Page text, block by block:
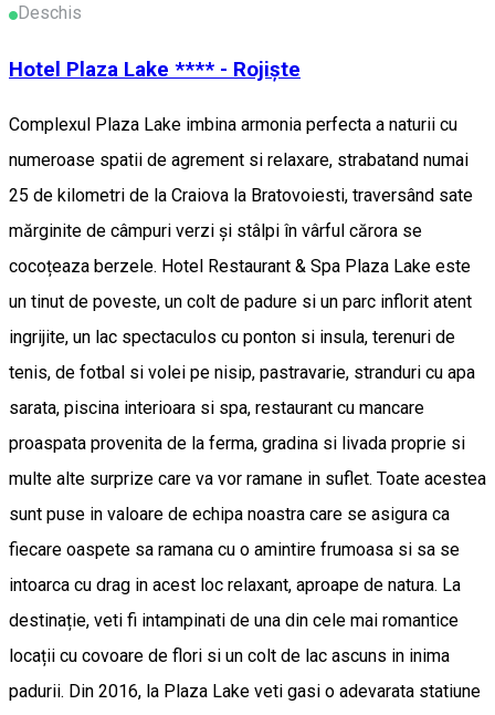
Deschis
Hotel Plaza Lake **** - Rojiște
Complexul Plaza Lake imbina armonia perfecta a naturii cu
numeroase spatii de agrement si relaxare, strabatand numai
25 de kilometri de la Craiova la Bratovoiesti, traversând sate
mărginite de câmpuri verzi și stâlpi în vârful cărora se
cocoțeaza berzele. Hotel Restaurant & Spa Plaza Lake este
un tinut de poveste, un colt de padure si un parc inflorit atent
ingrijite, un lac spectaculos cu ponton si insula, terenuri de
tenis, de fotbal si volei pe nisip, pastravarie, stranduri cu apa
sarata, piscina interioara si spa, restaurant cu mancare
proaspata provenita de la ferma, gradina si livada proprie si
multe alte surprize care va vor ramane in suflet. Toate acestea
sunt puse in valoare de echipa noastra care se asigura ca
fiecare oaspete sa ramana cu o amintire frumoasa si sa se
intoarca cu drag in acest loc relaxant, aproape de natura. La
destinație, veti fi intampinati de una din cele mai romantice
locații cu covoare de flori si un colt de lac ascuns in inima
padurii. Din 2016, la Plaza Lake veti gasi o adevarata statiune